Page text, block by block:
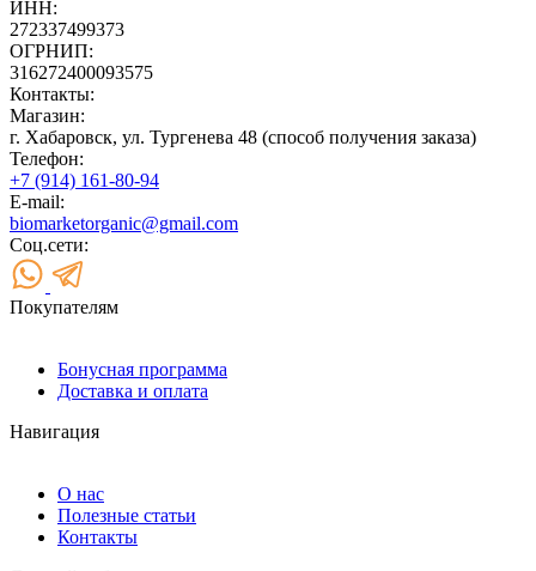
ИНН:
272337499373
ОГРНИП:
316272400093575
Контакты:
Магазин:
г. Хабаровск, ул. Тургенева 48 (способ получения заказа)
Телефон:
+7 (914) 161-80-94
E-mail:
biomarketorganic@gmail.com
Соц.сети:
Покупателям
Бонусная программа
Доставка и оплата
Навигация
О нас
Полезные статьи
Контакты